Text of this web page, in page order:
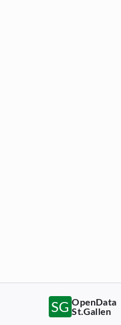
SG OpenData
St.Gallen